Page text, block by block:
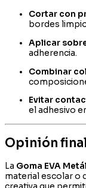
Cortar con
bordes
Aplicar
adherencia.
Combinar
Evitar
el adhesivo
Opinión final
La Goma EVA
material escolar o